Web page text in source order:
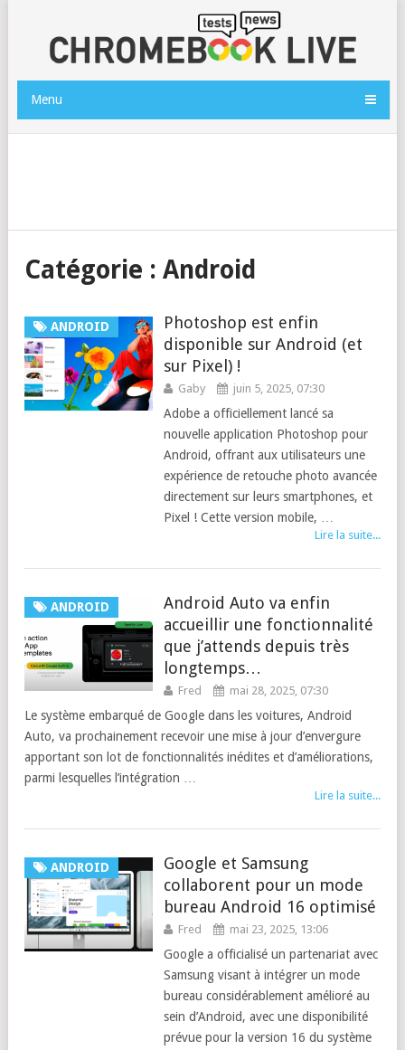
Menu
Catégorie : Android
ANDROID
Photoshop est enfin
disponible sur Android (et
sur Pixel) !
Gaby juin 5, 2025, 07:30
Adobe a officiellement lancé sa
nouvelle application Photoshop pour
Android, offrant aux utilisateurs une
expérience de retouche photo avancée
directement sur leurs smartphones, et
Pixel ! Cette version mobile, …
Lire la suite...
ANDROID
Android Auto va enfin
accueillir une fonctionnalité
que j’attends depuis très
longtemps…
Fred mai 28, 2025, 07:30
Le système embarqué de Google dans les voitures, Android
Auto, va prochainement recevoir une mise à jour d’envergure
apportant son lot de fonctionnalités inédites et d’améliorations,
parmi lesquelles l’intégration …
Lire la suite...
ANDROID
Google et Samsung
collaborent pour un mode
bureau Android 16 optimisé
Fred mai 23, 2025, 13:06
Google a officialisé un partenariat avec
Samsung visant à intégrer un mode
bureau considérablement amélioré au
sein d’Android, avec une disponibilité
prévue pour la version 16 du système